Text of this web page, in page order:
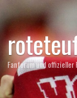
Fanforum und offizieller